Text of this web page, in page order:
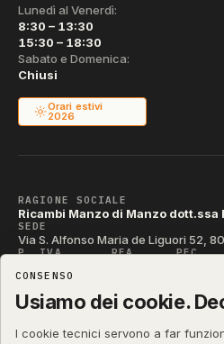
Lunedì al Venerdì:
8:30 – 13:30
15:30 – 18:30
Sabato e Domenica:
Chiusi
Orari estivi
2026
RAGIONE SOCIALE
Ricambi Manzo di Manzo dott.ssa
SEDE
Via S. Alfonso Maria de Liguori 52,
P. IVA REA PEC
CODICE SDI
T04ZHR3
CONSENSO
Usiamo dei cookie.
I cookie tecnici servono a far